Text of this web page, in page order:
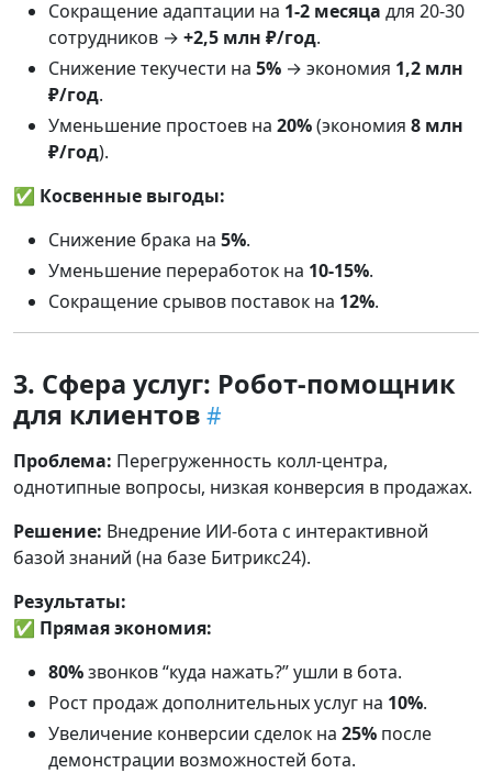
Сокращение адаптации на 1-2 месяца для 20-30
сотрудников → +2,5 млн ₽/год.
Снижение текучести на 5% → экономия 1,2 млн
₽/год.
Уменьшение простоев на 20%(экономия 8 млн
₽/год).
✅ Косвенные выгоды:
Снижение брака на 5%.
Уменьшение переработок на 10-15%.
Сокращение срывов поставок на 12%.
3. Сфера услуг: Робот-помощник
для клиентов
Проблема: Перегруженность колл-центра,
однотипные вопросы, низкая конверсия в продажах.
Решение: Внедрение ИИ-бота с интерактивной
базой знаний (на базе Битрикс24).
Результаты:
✅ Прямая экономия:
80%звонков “куда нажать?” ушли в бота.
Рост продаж дополнительных услуг на 10%.
Увеличение конверсии сделок на 25% после
демонстрации возможностей бота.